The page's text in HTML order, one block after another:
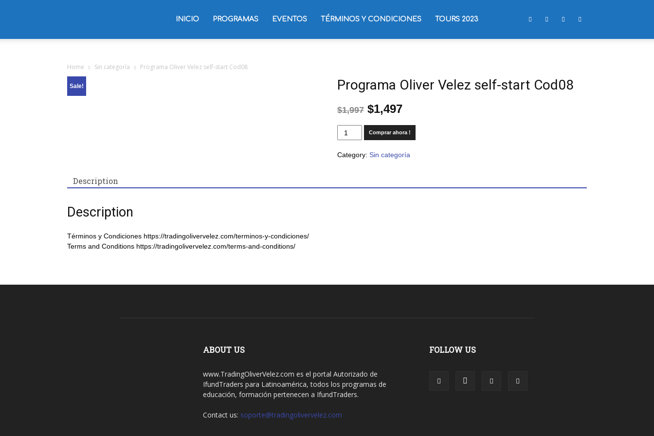
Velez
INICIO PROGRAMAS EVENTOS TÉRMINOS Y CONDICIONES TOURS 2023
Home Sin categoría Programa Oliver Velez self-start Cod08
Sale! Programa Oliver Velez self-start Cod08
$1,997 $1,497
Comprar ahora !
Category:Sin categoría
Description
Description
Términos y Condiciones https://tradingolivervelez.com/terminos-y-condiciones/
Terms and Conditions https://tradingolivervelez.com/terms-and-conditions/
ABOUT US
www.TradingOliverVelez.com es el portal Autorizado de
IfundTraders para Latinoamérica, todos los programas de
educación, formación pertenecen a IfundTraders.
Contact us: soporte@tradingolivervelez.com
FOLLOW US